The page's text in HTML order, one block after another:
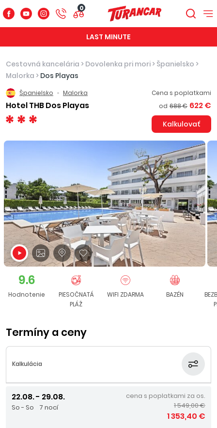
0
LAST MINUTE
Cestovná kancelária > Dovolenka pri mori > Španielsko >
Malorka > Dos Playas
Španielsko Malorka
Hotel THB Dos Playas
Cena s poplatkami
od 688 € 622 €
Kalkulovať
9.6
Hodnotenie
PIESOČNATÁ
PLÁŽ
WIFI ZDARMA BAZÉN
Termíny a ceny
Kalkulácia
22.08. - 29.08.
So - So 7 nocí
cena s poplatkami za os.
1 549,00 €
1 353,40 €